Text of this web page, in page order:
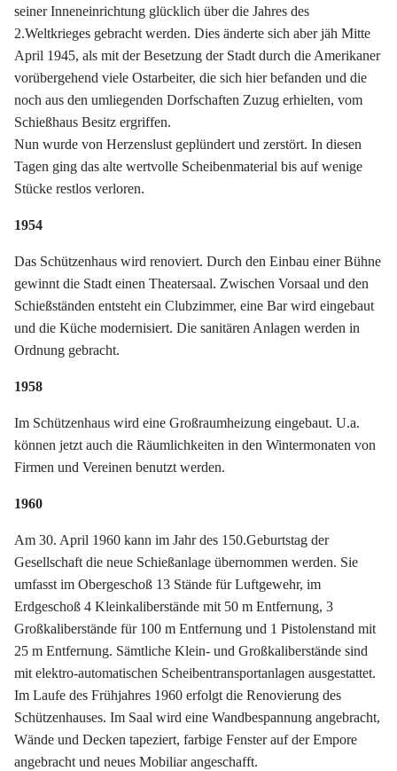
seiner Inneneinrichtung glücklich über die Jahres des
2.Weltkrieges gebracht werden. Dies änderte sich aber jäh Mitte
April 1945, als mit der Besetzung der Stadt durch die Amerikaner
vorübergehend viele Ostarbeiter, die sich hier befanden und die
noch aus den umliegenden Dorfschaften Zuzug erhielten, vom
Schießhaus Besitz ergriffen.
Nun wurde von Herzenslust geplündert und zerstört. In diesen
Tagen ging das alte wertvolle Scheibenmaterial bis auf wenige
Stücke restlos verloren.
1954
Das Schützenhaus wird renoviert. Durch den Einbau einer Bühne
gewinnt die Stadt einen Theatersaal. Zwischen Vorsaal und den
Schießständen entsteht ein Clubzimmer, eine Bar wird eingebaut
und die Küche modernisiert. Die sanitären Anlagen werden in
Ordnung gebracht.
1958
Im Schützenhaus wird eine Großraumheizung eingebaut. U.a.
können jetzt auch die Räumlichkeiten in den Wintermonaten von
Firmen und Vereinen benutzt werden.
1960
Am 30. April 1960 kann im Jahr des 150.Geburtstag der
Gesellschaft die neue Schießanlage übernommen werden. Sie
umfasst im Obergeschoß 13 Stände für Luftgewehr, im
Erdgeschoß 4 Kleinkaliberstände mit 50 m Entfernung, 3
Großkaliberstände für 100 m Entfernung und 1 Pistolenstand mit
25 m Entfernung. Sämtliche Klein- und Großkaliberstände sind
mit elektro-automatischen Scheibentransportanlagen ausgestattet.
Im Laufe des Frühjahres 1960 erfolgt die Renovierung des
Schützenhauses. Im Saal wird eine Wandbespannung angebracht,
Wände und Decken tapeziert, farbige Fenster auf der Empore
angebracht und neues Mobiliar angeschafft.